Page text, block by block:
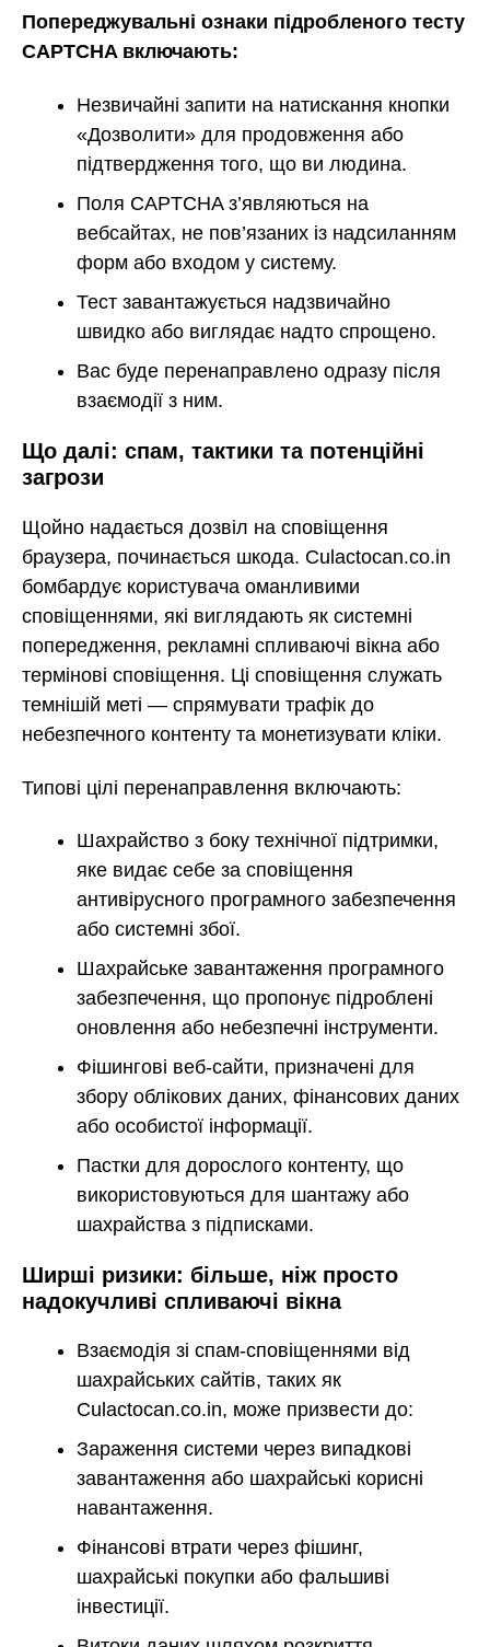
Попереджувальні ознаки підробленого тесту
CAPTCHA включають:
Незвичайні запити на натискання кнопки
«Дозволити» для продовження або
підтвердження того, що ви людина.
Поля CAPTCHA з’являються на
вебсайтах, не пов’язаних із надсиланням
форм або входом у систему.
Тест завантажується надзвичайно
швидко або виглядає надто спрощено.
Вас буде перенаправлено одразу після
взаємодії з ним.
Що далі: спам, тактики та потенційні
загрози
Щойно надається дозвіл на сповіщення
браузера, починається шкода. Culactocan.co.in
бомбардує користувача оманливими
сповіщеннями, які виглядають як системні
попередження, рекламні спливаючі вікна або
термінові сповіщення. Ці сповіщення служать
темнішій меті — спрямувати трафік до
небезпечного контенту та монетизувати кліки.
Типові цілі перенаправлення включають:
Шахрайство з боку технічної підтримки,
яке видає себе за сповіщення
антивірусного програмного забезпечення
або системні збої.
Шахрайське завантаження програмного
забезпечення, що пропонує підроблені
оновлення або небезпечні інструменти.
Фішингові веб-сайти, призначені для
збору облікових даних, фінансових даних
або особистої інформації.
Пастки для дорослого контенту, що
використовуються для шантажу або
шахрайства з підписками.
Ширші ризики: більше, ніж просто
надокучливі спливаючі вікна
Взаємодія зі спам-сповіщеннями від
шахрайських сайтів, таких як
Culactocan.co.in, може призвести до:
Зараження системи через випадкові
завантаження або шахрайські корисні
навантаження.
Фінансові втрати через фішинг,
шахрайські покупки або фальшиві
інвестиції.